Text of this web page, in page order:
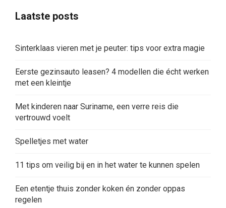
Laatste posts
Sinterklaas vieren met je peuter: tips voor extra magie
Eerste gezinsauto leasen? 4 modellen die écht werken
met een kleintje
Met kinderen naar Suriname, een verre reis die
vertrouwd voelt
Spelletjes met water
11 tips om veilig bij en in het water te kunnen spelen
Een etentje thuis zonder koken én zonder oppas
regelen